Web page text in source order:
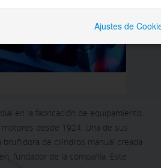
Ajustes de
en la fabricación de equipamiento
desde 1924. Una de sus
de cilindros manual creada
fundador de la compañía. Este